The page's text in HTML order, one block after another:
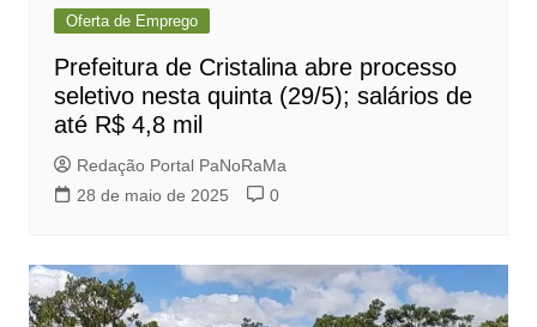
Oferta de Emprego
Prefeitura de Cristalina abre processo
seletivo nesta quinta (29/5); salários de
até R$ 4,8 mil
Redação Portal PaNoRaMa
28 de maio de 2025
0